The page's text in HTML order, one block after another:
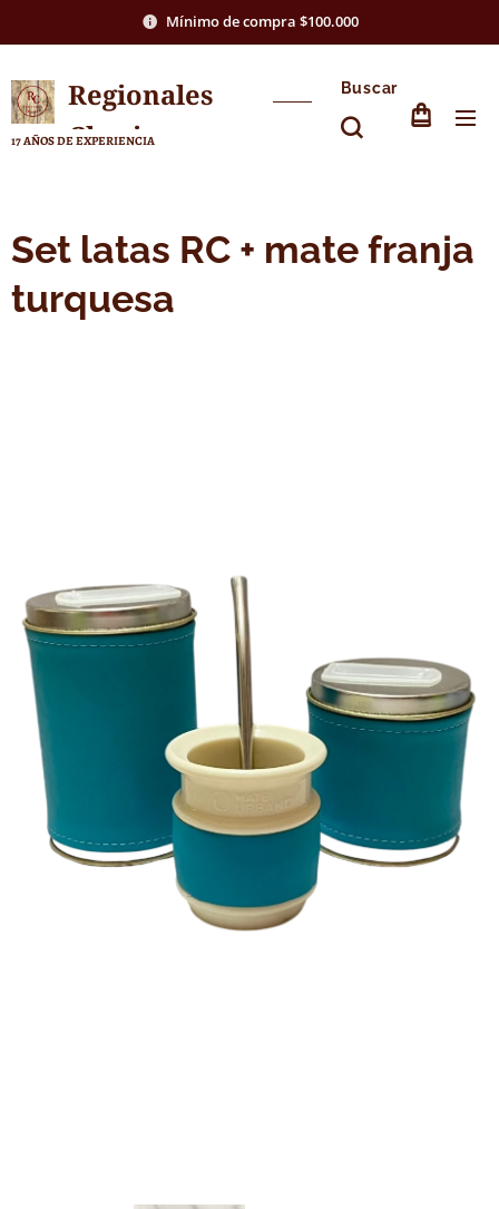
Mínimo de compra $100.000
Regionales
Chasico
17 AÑOS DE EXPERIENCIA
Buscar
Set latas RC + mate franja
turquesa